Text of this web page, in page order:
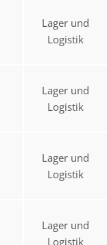
Lager und
Logistik
Lager und
Logistik
Lager und
Logistik
Lager und
Logistik